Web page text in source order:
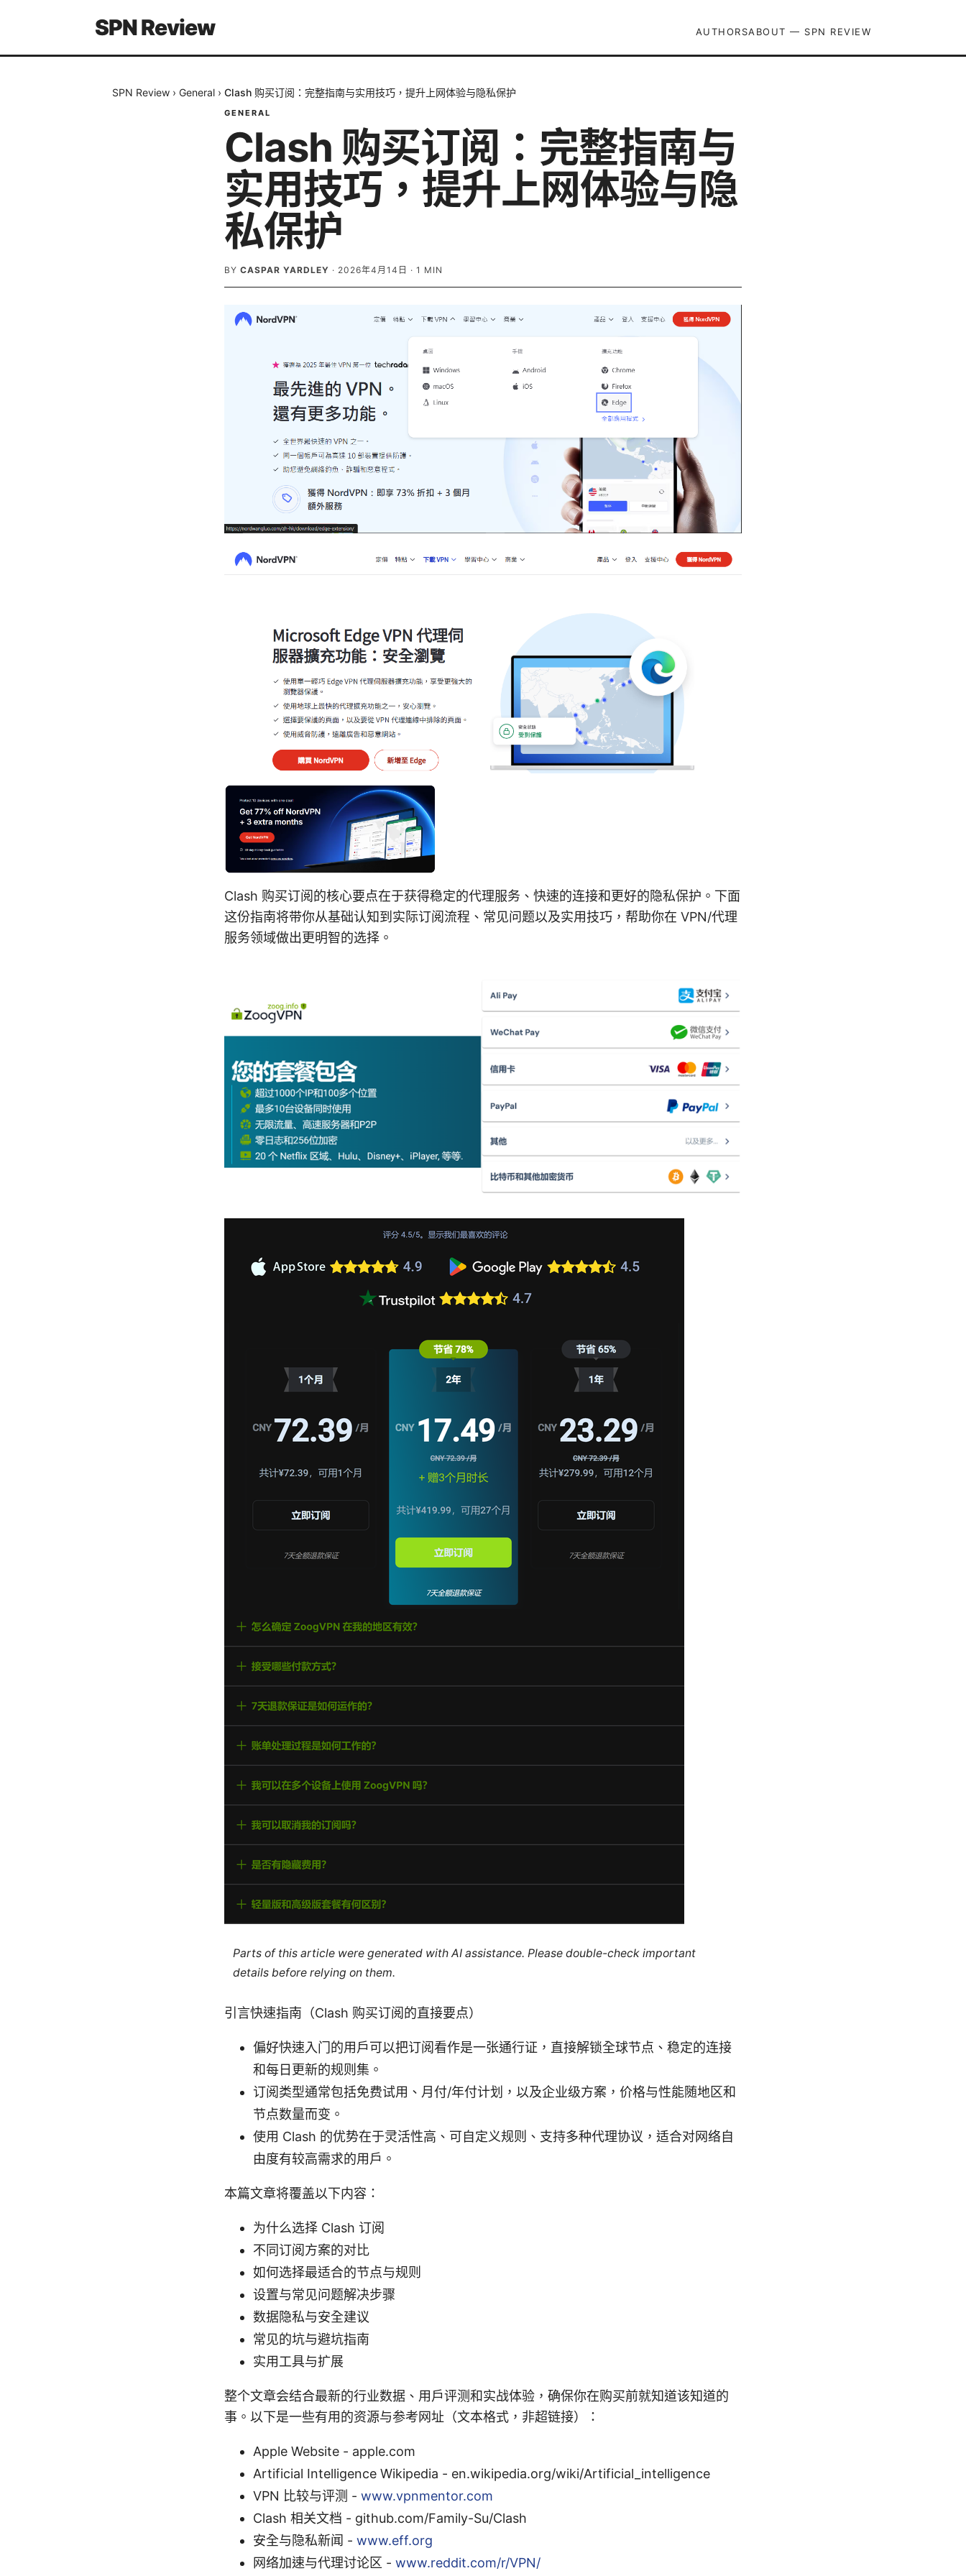
SPN Review AUTHORSABOUT — SPN REVIEW
SPN Review › General › Clash 购买订阅：完整指南与实用技巧，提升上网体验与隐私保护
GENERAL
Clash 购买订阅：完整指南与
实用技巧，提升上网体验与隐
私保护
BY CASPAR YARDLEY · 2026年4月14日 · 1 MIN
Clash 购买订阅的核心要点在于获得稳定的代理服务、快速的连接和更好的隐私保护。下面
这份指南将带你从基础认知到实际订阅流程、常见问题以及实用技巧，帮助你在 VPN/代理
服务领域做出更明智的选择。
Parts of this article were generated with AI assistance. Please double-check important
details before relying on them.
引言快速指南（Clash 购买订阅的直接要点）
偏好快速入门的用户可以把订阅看作是一张通行证，直接解锁全球节点、稳定的连接
和每日更新的规则集。
订阅类型通常包括免费试用、月付/年付计划，以及企业级方案，价格与性能随地区和
节点数量而变。
使用 Clash 的优势在于灵活性高、可自定义规则、支持多种代理协议，适合对网络自
由度有较高需求的用户。
本篇文章将覆盖以下内容：
为什么选择 Clash 订阅
不同订阅方案的对比
如何选择最适合的节点与规则
设置与常见问题解决步骤
数据隐私与安全建议
常见的坑与避坑指南
实用工具与扩展
整个文章会结合最新的行业数据、用户评测和实战体验，确保你在购买前就知道该知道的
事。以下是一些有用的资源与参考网址（文本格式，非超链接）：
Apple Website - apple.com
Artificial Intelligence Wikipedia - en.wikipedia.org/wiki/Artificial_intelligence
VPN 比较与评测 - www.vpnmentor.com
Clash 相关文档 - github.com/Family-Su/Clash
安全与隐私新闻 - www.eff.org
网络加速与代理讨论区 - www.reddit.com/r/VPN/